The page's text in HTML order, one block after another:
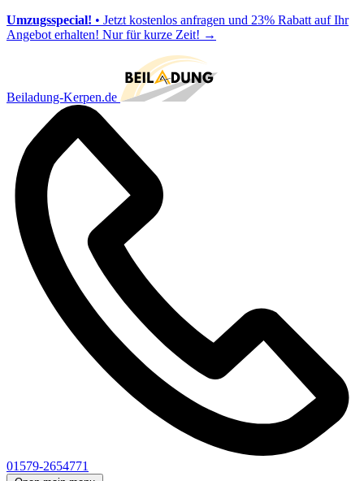
Umzugsspecial! • Jetzt kostenlos anfragen und 23% Rabatt auf Ihr
Angebot erhalten! Nur für kurze Zeit! →
Beiladung-Kerpen.de
01579-2654771